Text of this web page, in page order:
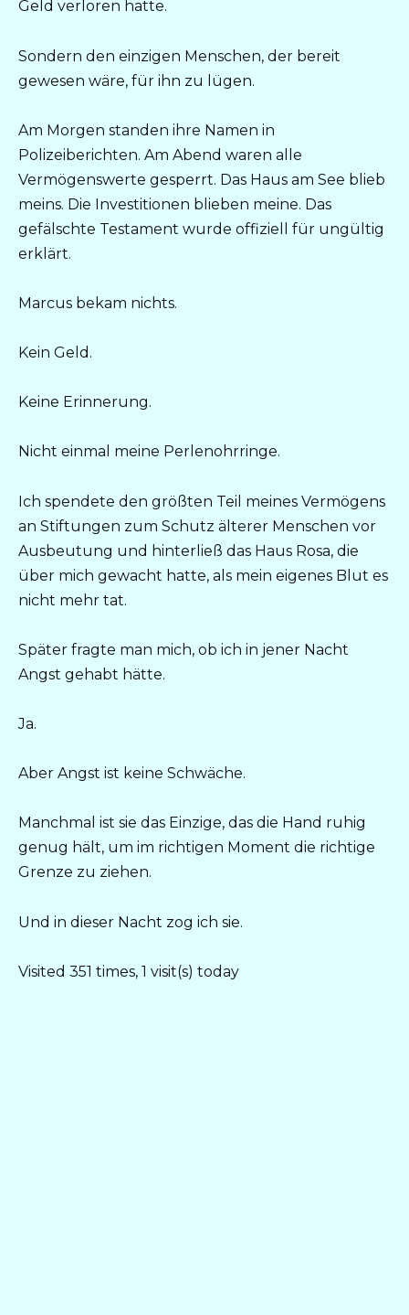
Geld verloren hatte.
Sondern den einzigen Menschen, der bereit
gewesen wäre, für ihn zu lügen.
Am Morgen standen ihre Namen in
Polizeiberichten. Am Abend waren alle
Vermögenswerte gesperrt. Das Haus am See blieb
meins. Die Investitionen blieben meine. Das
gefälschte Testament wurde offiziell für ungültig
erklärt.
Marcus bekam nichts.
Kein Geld.
Keine Erinnerung.
Nicht einmal meine Perlenohrringe.
Ich spendete den größten Teil meines Vermögens
an Stiftungen zum Schutz älterer Menschen vor
Ausbeutung und hinterließ das Haus Rosa, die
über mich gewacht hatte, als mein eigenes Blut es
nicht mehr tat.
Später fragte man mich, ob ich in jener Nacht
Angst gehabt hätte.
Ja.
Aber Angst ist keine Schwäche.
Manchmal ist sie das Einzige, das die Hand ruhig
genug hält, um im richtigen Moment die richtige
Grenze zu ziehen.
Und in dieser Nacht zog ich sie.
Visited 351 times, 1 visit(s) today